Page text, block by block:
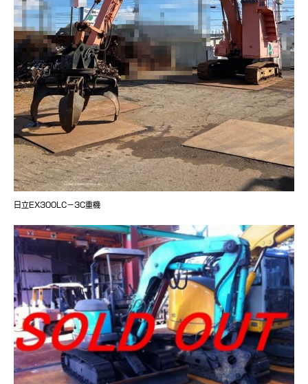
日立EX300LC－3C重機